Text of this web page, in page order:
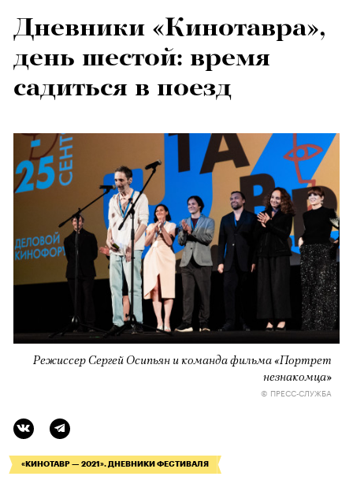
Дневники «Кинотавра»,
день шестой: время
садиться в поезд
Режиссер Сергей Осипьян и команда фильма «Портрет
незнакомца»
© ПРЕСС-СЛУЖБА
«КИНОТАВР — 2021». ДНЕВНИКИ ФЕСТИВАЛЯ